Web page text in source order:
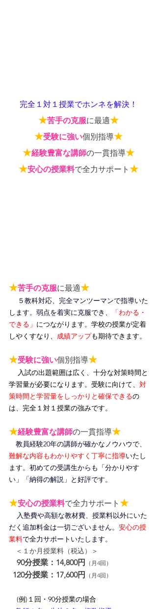
完全１対１授業でホンネを解決！
★苦手の克服に最適★
★受験に強い個別指導★
★経験豊富な講師の一貫指導★
★安心の授業料で全力サポート ★
★苦手の克服に最適★
５教科対応、完全マンツーマンで指導いた
します。弱点を着実に克服でき、
「わかる・
できる」 につながります。 学校の授業が定着
しやくすなり、 成績アップも期待できます。
★受験に強い個別指導★
入試の出題範囲は広く、十分な対策時間と
学習量が必要になります。受験に向けて、 対
策時間と学習量をしっかりと確保できるの
は、完全１対１授業の強みです。
★経験豊富な講師の一貫指導★
教員経験20年の講師が確かなノウハウで、
難解な内容もわかりやすく丁寧に指導いたし
ます。 初めての受講生からも「分かりやす
い」「納得の解説」と好評です。
★安心の授業料で全力サポート ★
入塾費や高額な教材費、授業料以外にいた
だく追加料金は一切ございません。 安心の授
業料で全力サポートいたします。
＜１か月授業料（税込）＞
90分授業：14,800円 （月4回）
120分授業：17,600円 （月4回）
(例)１回・90分授業の場合